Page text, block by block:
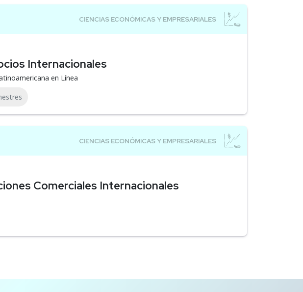
Internacionales
en Línea
Comerciales Internacionales